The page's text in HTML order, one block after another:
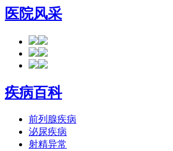
医院风采
疾病百科
前列腺疾病
泌尿疾病
射精异常